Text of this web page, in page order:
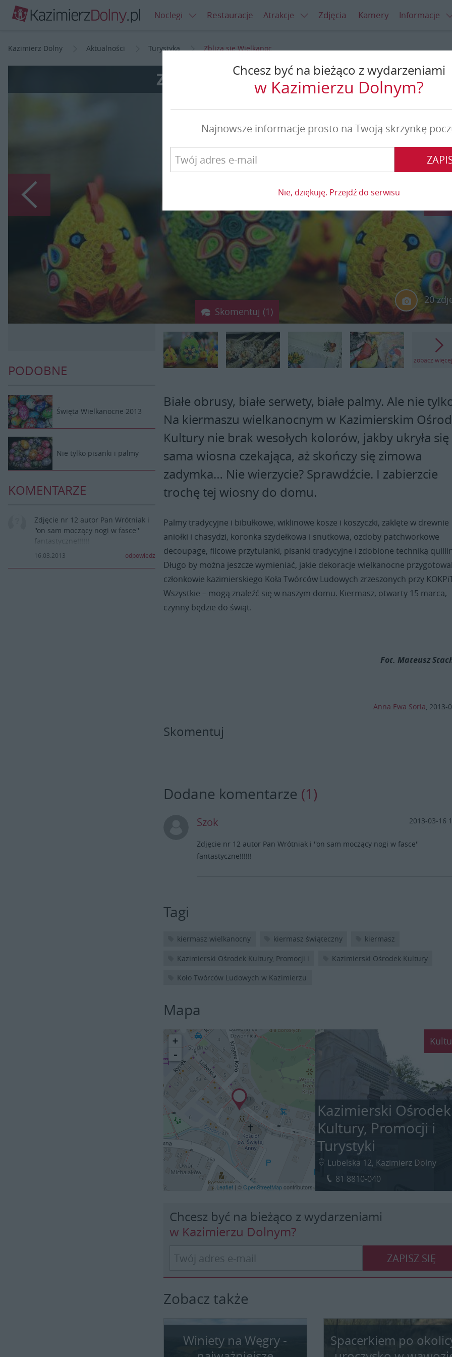
Noclegi Restauracje Atrakcje Zdjęcia Kamery Informacje
Kazimierz Dolny Aktualności Turystyka Zbliża się Wielkanoc
Zbliża się Wielkanoc
20
Poprzedni
Skomentuj (1)
PODOBNE
Święta Wielkanocne 2013
Nie tylko pisanki i palmy
KOMENTARZE
Zdjęcie nr 12 autor Pan Wrótniak i
''on sam moczący nogi w fasce''
fantastyczne!!!!!!
16.03.2013 odpowiedz
zobacz
Białe obrusy, białe serwety, białe palmy. Ale nie
Na kiermaszu wielkanocnym w Kazimierskim
Kultury nie brak wesołych kolorów, jakby ukryła
sama wiosna czekająca, aż skończy się zimowa
zadymka… Nie wierzycie? Sprawdźcie. I zabierzcie
trochę tej wiosny do domu.
Palmy tradycyjne i bibułkowe, wiklinowe kosze i koszyczki, zaklęte w drewnie
aniołki i chasydzi, koronka szydełkowa i snutkowa, ozdoby patchworkowe
decoupage, filcowe przytulanki, pisanki tradycyjne i zdobione techniką
Długo by można jeszcze wymieniać, jakie dekoracje wielkanocne
członkowie kazimierskiego Koła Twórców Ludowych zrzeszonych przy
Wszystkie – mogą znaleźć się w naszym domu. Kiermasz, otwarty 15 marca,
czynny będzie do świąt.
Fot. Mateusz
Anna Ewa Soria 2013-
Skomentuj
Dodane komentarze (1)
Szok 2013-03-16
Zdjęcie nr 12 autor Pan Wrótniak i ''on sam moczący nogi w fasce''
fantastyczne!!!!!!
Tagi
kiermasz wielkanocny kiermasz świąteczny kiermasz
Kazimierski Ośrodek Kultury, Promocji i Kazimierski Ośrodek Kultury
Koło Twórców Ludowych w Kazimierzu
Mapa
+
-
Leaflet| ©OpenStreetMapcontributors
Kazimierski Ośrodek
Kultury, Promocji i
Turystyki
Lubelska 12, Kazimierz Dolny
81 8810-040
Chcesz być na bieżąco z wydarzeniami
w Kazimierzu Dolnym?
ZAPISZ SIĘ
Zobacz także
Winiety na Węgry -
Spacerkiem po
Chcesz być na bieżąco z wydarzeniami
w Kazimierzu Dolnym?
Najnowsze informacje prosto na Twoją skrzynkę
Nie, dziękuję. Przejdź do serwisu